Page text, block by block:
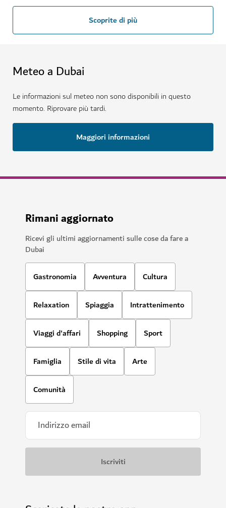
Scoprite di più
Meteo a Dubai
Le informazioni sul meteo non sono disponibili in questo
momento. Riprovare più tardi.
Maggiori informazioni
Rimani aggiornato
Ricevi gli ultimi aggiornamenti sulle cose da fare a
Dubai
Gastronomia Avventura Cultura
Relaxation Spiaggia Intrattenimento
Viaggi d'affari Shopping Sport
Famiglia Stile di vita Arte
Comunità